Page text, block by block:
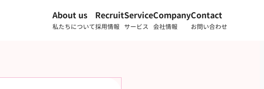
About us
私たちについて
Recruit
採用情報
Service
サービス
Company
会社情報
Contact
お問い合わせ